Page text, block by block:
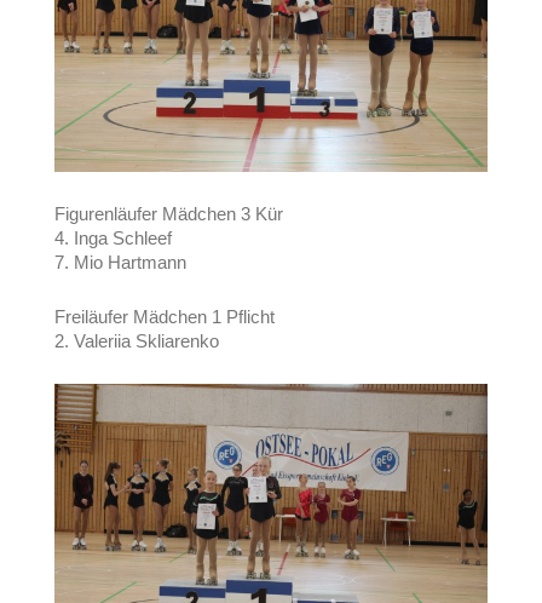
Figurenläufer Mädchen 3 Kür
4. Inga Schleef
7. Mio Hartmann
Freiläufer Mädchen 1 Pflicht
2. Valeriia Skliarenko